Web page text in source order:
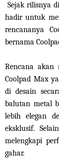
Sejak rilisnya
hadir untuk
rencananya
bernama
Rencana
Coolpad Max
di desain
balutan metal
lebih elegan
eksklusif.
melengkapi
gahar.